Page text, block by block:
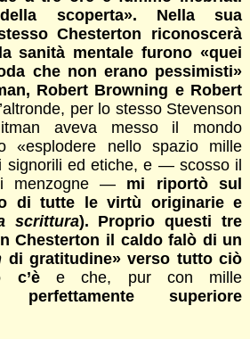
della scoperta». Nella sua
Chesterton riconoscerà
sanità mentale furono «quei
che non erano pessimisti»
Robert Browning e Robert
per lo stesso Stevenson
aveva messo il mondo
«esplodere nello spazio mille
signorili ed etiche, e — scosso il
menzogne — mi riportò sul
di tutte le virtù originarie e
scrittura). Proprio questi tre
Chesterton il caldo falò di un
di gratitudine» verso tutto ciò
c’èe che, pur con mille
è perfettamente superiore